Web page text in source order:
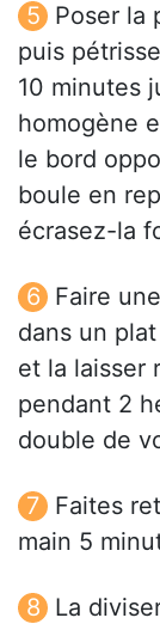
Poser la
puis
10 minutes
homogène
le bord
boule en
écrasez-la
Faire
dans un
et la laisser
pendant 2
double de
Faites
main 5
La